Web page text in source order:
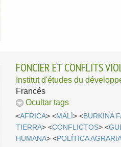
FONCIER ET CONFLITS
Institut d'études du
Francés
Ocultar tags
<AFRICA> <MALÍ> <BURKINA
TIERRA> <CONFLICTOS> <
HUMANA> <POLÍTICA